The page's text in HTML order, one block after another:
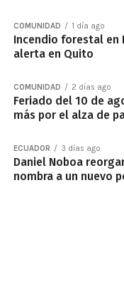
COMUNIDAD 1 día ago
Incendio forestal en
alerta en Quito
COMUNIDAD 2 días ago
Feriado del 10 de
más por el alza de
ECUADOR 3 días ago
Daniel Noboa
nombra a un nuevo